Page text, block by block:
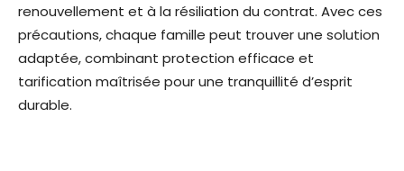
renouvellement et à la résiliation du contrat. Avec ces
précautions, chaque famille peut trouver une solution
adaptée, combinant protection efficace et
tarification maîtrisée pour une tranquillité d’esprit
durable.